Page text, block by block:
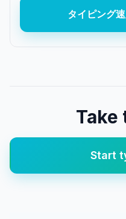
タイピング
Take
Start